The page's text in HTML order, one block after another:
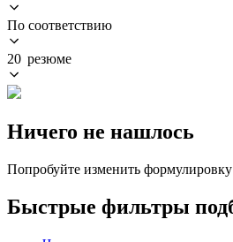
По соответствию
20 резюме
Ничего не нашлось
Попробуйте изменить
Быстрые фильтры